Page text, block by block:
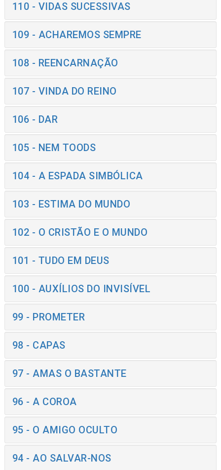
110 - VIDAS SUCESSIVAS
109 - ACHAREMOS SEMPRE
108 - REENCARNAÇÃO
107 - VINDA DO REINO
106 - DAR
105 - NEM TOODS
104 - A ESPADA SIMBÓLICA
103 - ESTIMA DO MUNDO
102 - O CRISTÃO E O MUNDO
101 - TUDO EM DEUS
100 - AUXÍLIOS DO INVISÍVEL
99 - PROMETER
98 - CAPAS
97 - AMAS O BASTANTE
96 - A COROA
95 - O AMIGO OCULTO
94 - AO SALVAR-NOS